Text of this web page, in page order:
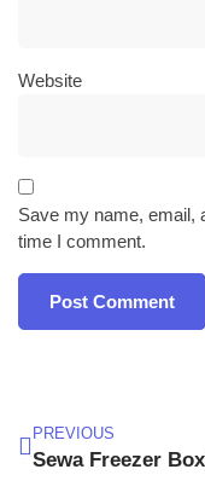
Website
Save my name, email,
time I comment.
PREVIOUS